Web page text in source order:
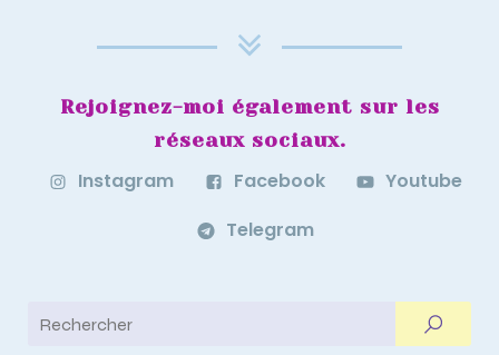
Rejoignez-moi également sur les
réseaux sociaux.
Instagram Facebook
Youtube
Telegram